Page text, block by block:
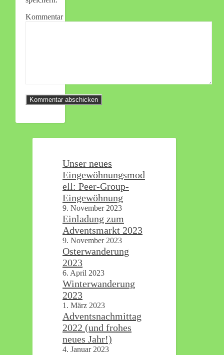
Kommentar
Unser neues
Eingewöhnungsmod
ell: Peer-Group-
Eingewöhnung
9. November 2023
Einladung zum
Adventsmarkt 2023
9. November 2023
Osterwanderung
2023
6. April 2023
Winterwanderung
2023
1. März 2023
Adventsnachmittag
2022 (und frohes
neues Jahr!)
4. Januar 2023